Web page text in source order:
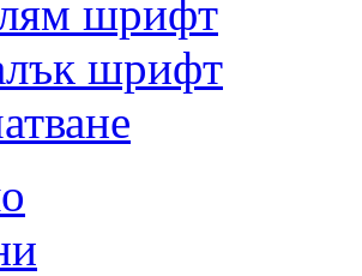
шрифт
шрифт